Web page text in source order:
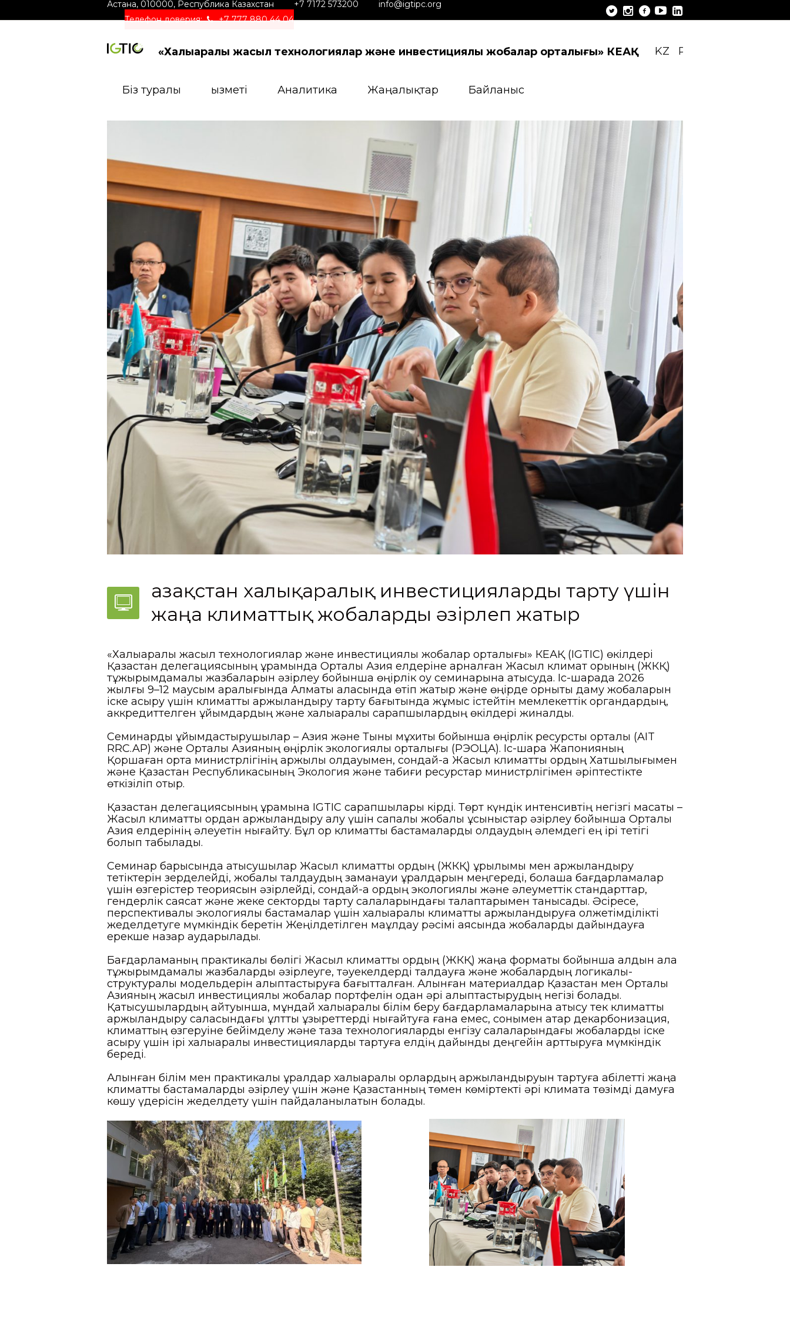
Астана, 010000, Республика Казахстан +7 7172 573200
info@igtipc.org
Телефон доверия:
+7 777 880 44 04
«Халықаралық жасыл технологиялар және инвестициялық жобалар орталығы» КЕАҚ KZ RU
Біз туралы Қызметі Аналитика Жаңалықтар Байланыс
Қазақстан халықаралық инвестицияларды тарту үшін
жаңа климаттық жобаларды әзірлеп жатыр
«Халықаралық жасыл технологиялар және инвестициялық жобалар орталығы» КЕАҚ (IGTIC) өкілдері
Қазақстан делегациясының құрамында Орталық Азия елдеріне арналған Жасыл климат қорының (ЖКҚ)
тұжырымдамалық жазбаларын әзірлеу бойынша өңірлік оқу семинарына қатысуда. Іс-шарада 2026
жылғы 9–12 маусым аралығында Алматы қаласында өтіп жатыр және өңірде орнықты даму жобаларын
іске асыру үшін климаттық қаржыландыру тарту бағытында жұмыс істейтін мемлекеттік органдардың,
аккредиттелген ұйымдардың және халықаралық сарапшылардың өкілдері жиналды.
Семинарды ұйымдастырушылар – Азия және Тынық мұхиты бойынша өңірлік ресурстық орталық (AIT
RRC.AP) және Орталық Азияның өңірлік экологиялық орталығы (РЭОЦА). Іс-шара Жапонияның
Қоршаған орта министрлігінің қаржылық қолдауымен, сондай-ақ Жасыл климаттық қордың Хатшылығымен
және Қазақстан Республикасының Экология және табиғи ресурстар министрлігімен әріптестікте
өткізіліп отыр.
Қазақстан делегациясының құрамына IGTIC сарапшылары кірді. Төрт күндік интенсивтің негізгі мақсаты –
Жасыл климаттық қордан қаржыландыру алу үшін сапалы жобалық ұсыныстар әзірлеу бойынша Орталық
Азия елдерінің әлеуетін нығайту. Бұл қор климаттық бастамаларды қолдаудың әлемдегі ең ірі тетігі
болып табылады.
Семинар барысында қатысушылар Жасыл климаттық қордың (ЖКҚ) құрылымы мен қаржыландыру
тетіктерін зерделейді, жобалық талдаудың заманауи құралдарын меңгереді, болашақ бағдарламалар
үшін өзгерістер теориясын әзірлейді, сондай-ақ қордың экологиялық және әлеуметтік стандарттар,
гендерлік саясат және жеке секторды тарту салаларындағы талаптарымен танысады. Әсіресе,
перспективалы экологиялық бастамалар үшін халықаралық климаттық қаржыландыруға қолжетімділікті
жеделдетуге мүмкіндік беретін Жеңілдетілген мақұлдау рәсімі аясында жобаларды дайындауға
ерекше назар аударылады.
Бағдарламаның практикалық бөлігі Жасыл климаттық қордың (ЖКҚ) жаңа форматы бойынша алдын ала
тұжырымдамалық жазбаларды әзірлеуге, тәуекелдерді талдауға және жобалардың логикалық-
структуралық модельдерін қалыптастыруға бағытталған. Алынған материалдар Қазақстан мен Орталық
Азияның жасыл инвестициялық жобалар портфелін одан әрі қалыптастырудың негізі болады.
Қатысушылардың айтуынша, мұндай халықаралық білім беру бағдарламаларына қатысу тек климаттық
қаржыландыру саласындағы ұлттық құзыреттерді нығайтуға ғана емес, сонымен қатар декарбонизация,
климаттың өзгеруіне бейімделу және таза технологияларды енгізу салаларындағы жобаларды іске
асыру үшін ірі халықаралық инвестицияларды тартуға елдің дайындық деңгейін арттыруға мүмкіндік
береді.
Алынған білім мен практикалық құралдар халықаралық қорлардың қаржыландыруын тартуға қабілетті жаңа
климаттық бастамаларды әзірлеу үшін және Қазақстанның төмен көміртекті әрі климатқа төзімді дамуға
көшу үдерісін жеделдету үшін пайдаланылатын болады.